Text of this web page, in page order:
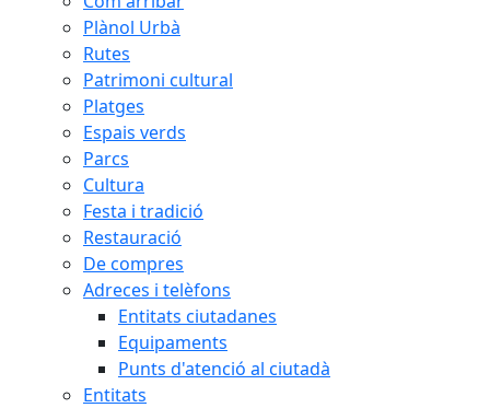
Plànol Urbà
Rutes
Patrimoni cultural
Platges
Espais verds
Parcs
Cultura
Festa i tradició
Restauració
De compres
Adreces i telèfons
Entitats ciutadanes
Equipaments
Punts d'atenció al ciutadà
Entitats